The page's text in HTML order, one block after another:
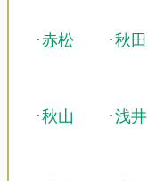
･赤松 ･秋田
･秋山 ･浅井